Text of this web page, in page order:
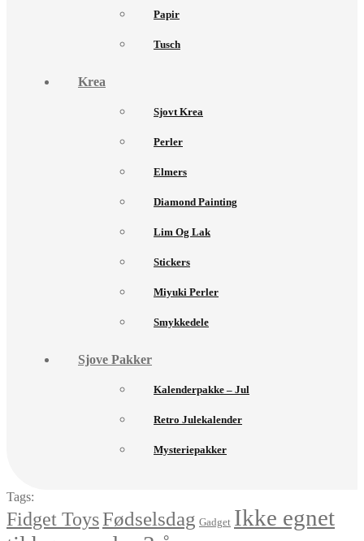
Papir
Tusch
Krea
Sjovt Krea
Perler
Elmers
Diamond Painting
Lim Og Lak
Stickers
Miyuki Perler
Smykkedele
Sjove Pakker
Kalenderpakke – Jul
Retro Julekalender
Mysteriepakker
Tags:
Fidget ToysFødselsdag Gadget Ikke egnet